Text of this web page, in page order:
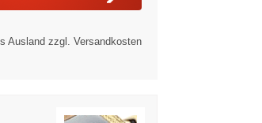
Ausland zzgl. Versandkosten